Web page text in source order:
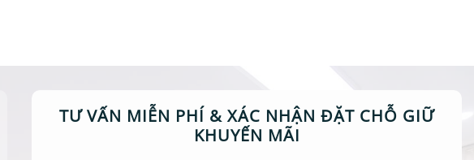
TƯ VẤN MIỄN PHÍ & XÁC NHẬN ĐẶT CHỖ GIỮ
KHUYẾN MÃI